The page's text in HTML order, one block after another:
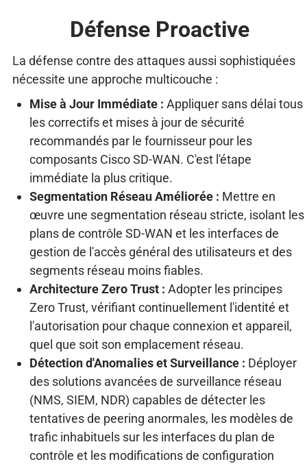
Défense Proactive
La défense contre des attaques aussi sophistiquées
nécessite une approche multicouche :
Mise à Jour Immédiate : Appliquer sans délai tous
les correctifs et mises à jour de sécurité
recommandés par le fournisseur pour les
composants Cisco SD-WAN. C'est l'étape
immédiate la plus critique.
Segmentation Réseau Améliorée : Mettre en
œuvre une segmentation réseau stricte, isolant les
plans de contrôle SD-WAN et les interfaces de
gestion de l'accès général des utilisateurs et des
segments réseau moins fiables.
Architecture Zero Trust : Adopter les principes
Zero Trust, vérifiant continuellement l'identité et
l'autorisation pour chaque connexion et appareil,
quel que soit son emplacement réseau.
Détection d'Anomalies et Surveillance : Déployer
des solutions avancées de surveillance réseau
(NMS, SIEM, NDR) capables de détecter les
tentatives de peering anormales, les modèles de
trafic inhabituels sur les interfaces du plan de
contrôle et les modifications de configuration